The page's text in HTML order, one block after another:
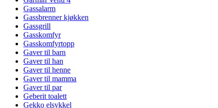
Gassalarm
Gassbrenner kjøkken
Gassgrill
Gasskomfyr
Gasskomfyrtopp
Gaver til barn
Gaver til han
Gaver til henne
Gaver til mamma
Gaver til par
Geberit toalett
Gekko elsykkel